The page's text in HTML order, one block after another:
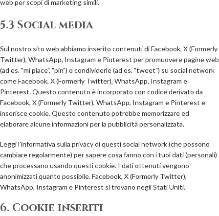
web per scopi di marketing simili.
5.3 Social media
Sul nostro sito web abbiamo inserito contenuti di Facebook, X (Formerly
Twitter), WhatsApp, Instagram e Pinterest per promuovere pagine web
(ad es. "mi piace", "pin") o condividerle (ad es. "tweet") su social network
come Facebook, X (Formerly Twitter), WhatsApp, Instagram e
Pinterest. Questo contenuto è incorporato con codice derivato da
Facebook, X (Formerly Twitter), WhatsApp, Instagram e Pinterest e
inserisce cookie. Questo contenuto potrebbe memorizzare ed
elaborare alcune informazioni per la pubblicità personalizzata.
Leggi l'informativa sulla privacy di questi social network (che possono
cambiare regolarmente) per sapere cosa fanno con i tuoi dati (personali)
che processano usando questi cookie. I dati ottenuti vengono
anonimizzati quanto possibile. Facebook, X (Formerly Twitter),
WhatsApp, Instagram e Pinterest si trovano negli Stati Uniti.
6. Cookie inseriti